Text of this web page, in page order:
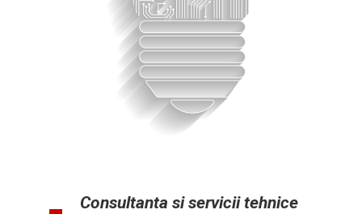
Consultanta si servicii tehnice